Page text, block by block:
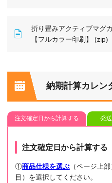
折り畳みアクティブマグ
【フルカラー印刷】 (zip)
納期計算カレン
注文確定日から計算する 発
注文確定日から計算する
①商品仕様を選ぶ （ページ上
目）を選択してください。